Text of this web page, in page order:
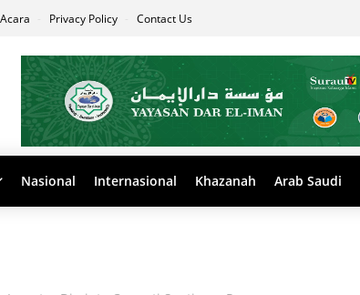
Privacy Policy Contact Us
Nasional Internasional Khazanah Arab Saudi